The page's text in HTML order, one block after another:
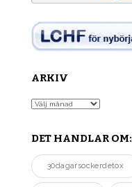
ARKIV
Arkiv
DET HANDLAR OM:
30dagarsockerdetox